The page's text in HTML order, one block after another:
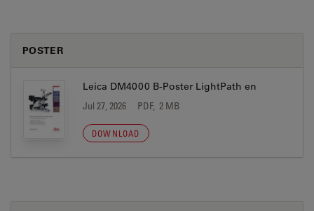
POSTER
Leica DM4000 B-Poster LightPath en
Jul 27, 2026 PDF, 2 MB
DOWNLOAD